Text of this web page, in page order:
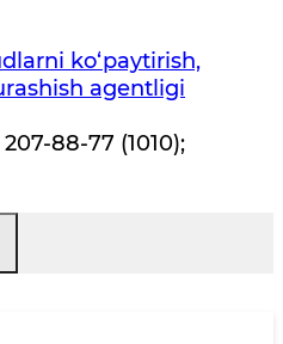
ko‘paytirish,
agentligi
207-88-77 (1010);